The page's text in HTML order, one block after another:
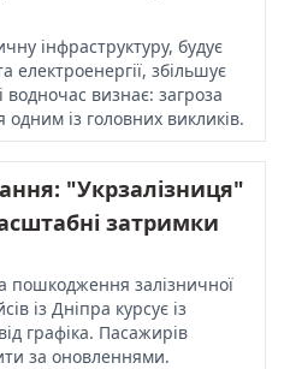
інфраструктуру, будує
електроенергії, збільшує
і водночас визнає: загроза
із головних викликів.
"Укрзалізниця"
затримки
пошкодження залізничної
із Дніпра курсує із
графіка. Пасажирів
за оновленнями.